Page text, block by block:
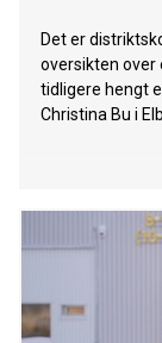
Det er
oversikten over
tidligere hengt
Christina Bu i